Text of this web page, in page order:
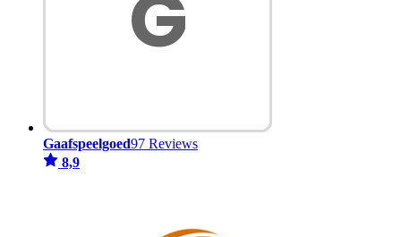
Gaafspeelgoed97 Reviews
8,9